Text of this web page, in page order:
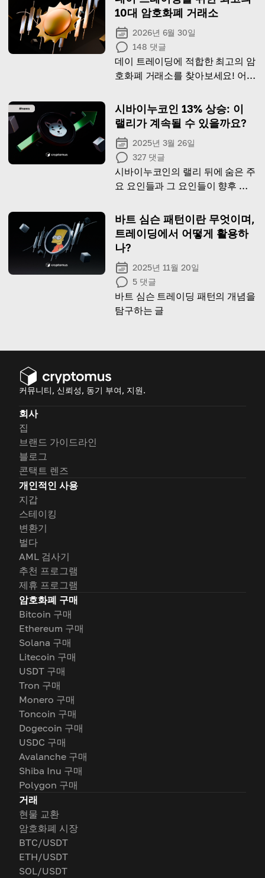
10대 암호화폐 거래소
2026년 6월 30일
148 댓글
데이 트레이딩에 적합한 최고의 암
호화폐 거래소를 찾아보세요! 어떤
지 알아보세요!
시바이누코인 13% 상승: 이
랠리가 계속될 수 있을까요?
2025년 3월 26일
327 댓글
시바이누코인의 랠리 뒤에 숨은 주
요 요인들과 그 요인들이 향후 시
영향을 알아보세요.
바트 심슨 패턴이란 무엇이며,
트레이딩에서 어떻게 활용하
나?
2025년 11월 20일
5 댓글
바트 심슨 트레이딩 패턴의 개념을
탐구하는 글
커뮤니티, 신뢰성, 동기 부여, 지원.
회사
집
브랜드 가이드라인
블로그
콘택트 렌즈
개인적인 사용
지갑
스테이킹
변환기
벌다
AML 검사기
추천 프로그램
제휴 프로그램
암호화폐 구매
Bitcoin 구매
Ethereum 구매
Solana 구매
Litecoin 구매
USDT 구매
Tron 구매
Monero 구매
Toncoin 구매
Dogecoin 구매
USDC 구매
Avalanche 구매
Shiba Inu 구매
Polygon 구매
거래
현물 교환
암호화폐 시장
BTC/USDT
ETH/USDT
SOL/USDT